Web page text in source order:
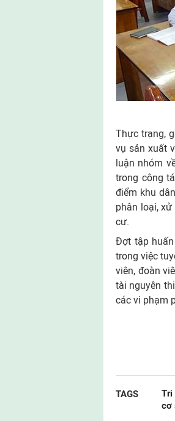
Thực trạng,
vụ sản xuất
luận nhóm
trong công
điểm khu
phân loại,
cư.
Đợt tập
trong việc
viên, đoàn
tài nguyên
các vi phạm
TAGS
Tri
cơ